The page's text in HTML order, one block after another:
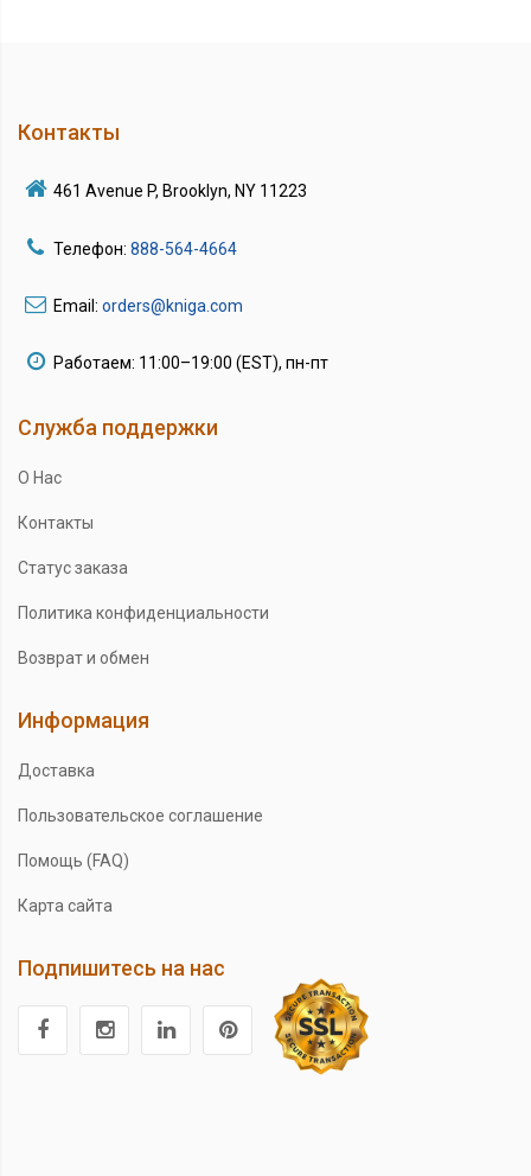
Контакты
461 Avenue P, Brooklyn, NY 11223
Телефон: 888-564-4664
Email: orders@kniga.com
Работаем: 11:00–19:00 (EST), пн-пт
Служба поддержки
О Нас
Контакты
Статус заказа
Политика конфиденциальности
Возврат и обмен
Информация
Доставка
Пользовательское соглашение
Помощь (FAQ)
Карта сайта
Подпишитесь на нас